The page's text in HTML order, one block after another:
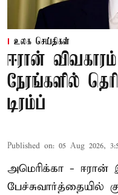
உலக செய்திகள்
ஈரான்
நேரங்களில்
டிரம்ப்
Published on: 05 Aug 2026,
அமெரிக்கா - ஈரான்
பேச்சுவார்த்தையில்